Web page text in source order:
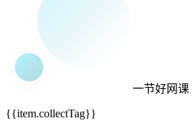
一节好网课
{{item.collectTag}}